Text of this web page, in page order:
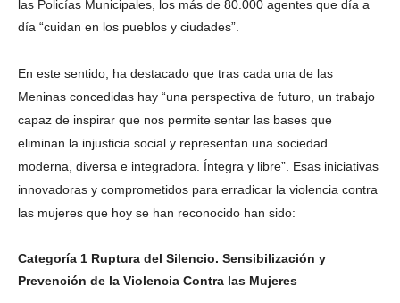
las Policías Municipales, los más de 80.000 agentes que día a
día “cuidan en los pueblos y ciudades”.
En este sentido, ha destacado que tras cada una de las
Meninas concedidas hay “una perspectiva de futuro, un trabajo
capaz de inspirar que nos permite sentar las bases que
eliminan la injusticia social y representan una sociedad
moderna, diversa e integradora. Íntegra y libre”. Esas iniciativas
innovadoras y comprometidos para erradicar la violencia contra
las mujeres que hoy se han reconocido han sido:
Categoría 1 Ruptura del Silencio. Sensibilización y
Prevención de la Violencia Contra las Mujeres